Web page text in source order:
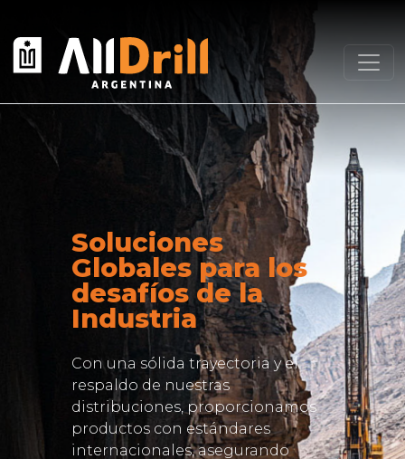
Soluciones
Globales para los
desafíos de la
Industria
Con una sólida trayectoria y el
respaldo de nuestras
distribuciones, proporcionamos
productos con estándares
internacionales, asegurando